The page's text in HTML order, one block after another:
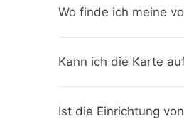
Wo finde ich meine
Kann ich die Karte
Ist die Einrichtung